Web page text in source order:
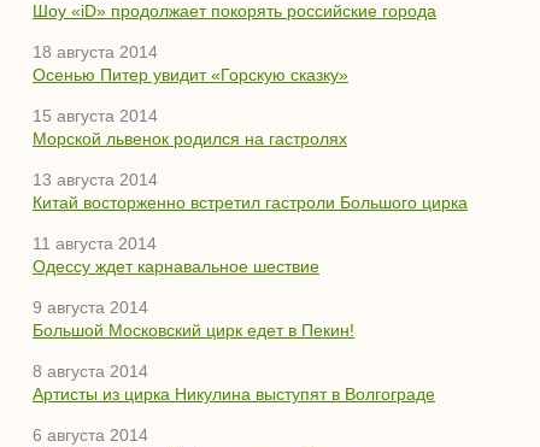
Шоу «iD» продолжает покорять российские города
18 августа 2014
Осенью Питер увидит «Горскую сказку»
15 августа 2014
Морской львенок родился на гастролях
13 августа 2014
Китай восторженно встретил гастроли Большого цирка
11 августа 2014
Одессу ждет карнавальное шествие
9 августа 2014
Большой Московский цирк едет в Пекин!
8 августа 2014
Артисты из цирка Никулина выступят в Волгограде
6 августа 2014